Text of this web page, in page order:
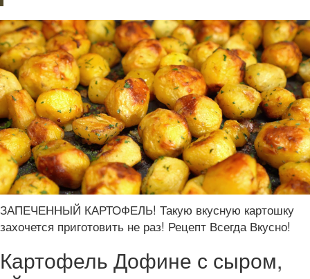
ЗАПЕЧЕННЫЙ КАРТОФЕЛЬ! Такую вкусную картошку
захочется приготовить не раз! Рецепт Всегда Вкусно!
Картофель Дофине с сыром,